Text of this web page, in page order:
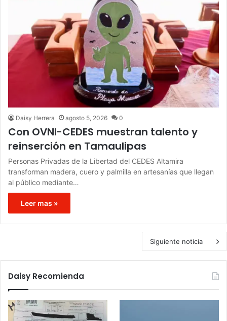
Daisy Herrera agosto 5, 2026 0
Con OVNI-CEDES muestran talento y
reinserción en Tamaulipas
Personas Privadas de la Libertad del CEDES Altamira
transforman madera, cuero y palmilla en artesanías que llegan
al público mediante…
Leer mas »
Siguiente noticia
Daisy Recomienda